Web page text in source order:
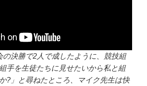
の決勝で2人で成したように、競技組
手を生徒たちに見せたいから私と組
?」と尋ねたところ、マイク先生は快